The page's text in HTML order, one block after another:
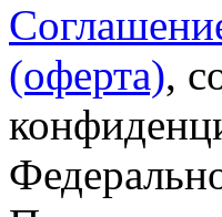
(оферта),